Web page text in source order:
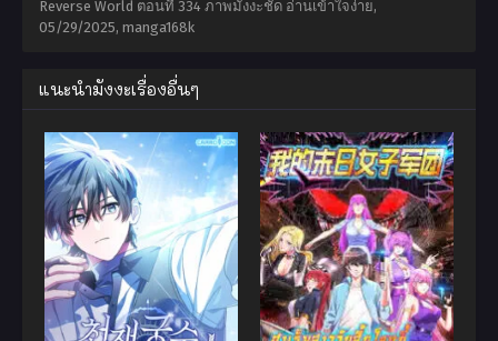
Reverse World ตอนที่ 334 ภาพมังงะชัด อ่านเข้าใจง่าย,
05/29/2025, manga168k
แนะนำมังงะเรื่องอื่นๆ